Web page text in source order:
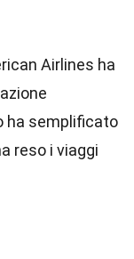
Airlines ha
ha semplificato
reso i viaggi